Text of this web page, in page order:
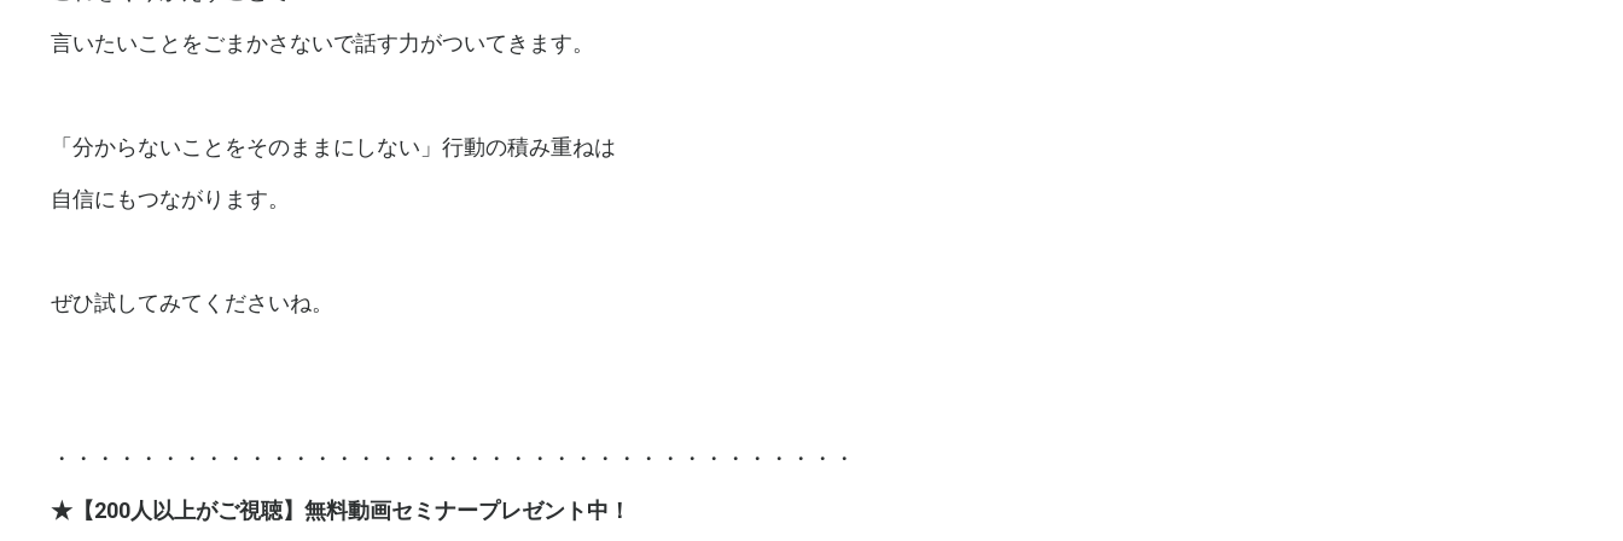
言いたいことをごまかさないで話す力がついてきます。
「分からないことをそのままにしない」行動の積み重ねは
自信にもつながります。
ぜひ試してみてくださいね。
・・・・・・・・・・・・・・・・・・・・・・・・・・・・・・・・・・・・・
★【200人以上がご視聴】無料動画セミナープレゼント中！